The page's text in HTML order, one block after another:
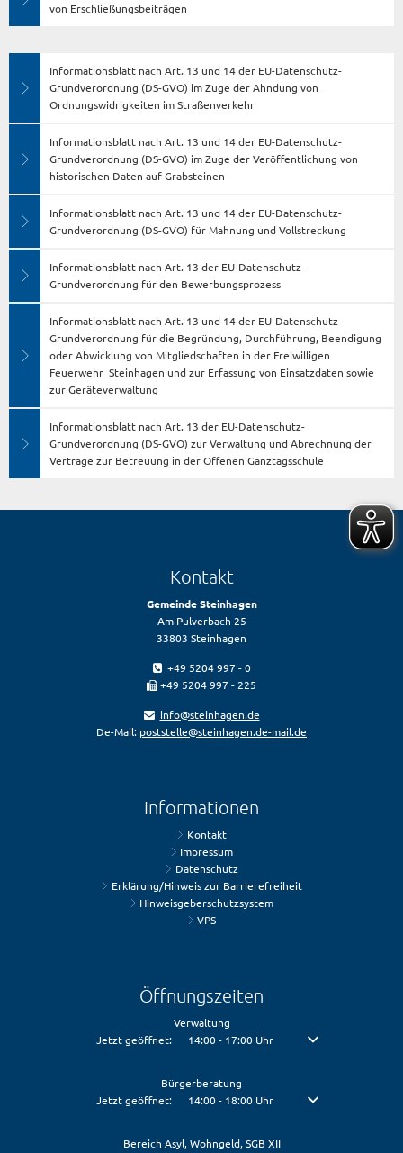
von Erschließungsbeiträgen
Informationsblatt nach Art. 13 und 14 der EU-Datenschutz-
Grundverordnung (DS-GVO) im Zuge der Ahndung von
Ordnungswidrigkeiten im Straßenverkehr
Informationsblatt nach Art. 13 und 14 der EU-Datenschutz-
Grundverordnung (DS-GVO) im Zuge der Veröffentlichung von
historischen Daten auf Grabsteinen
Informationsblatt nach Art. 13 und 14 der EU-Datenschutz-
Grundverordnung (DS-GVO) für Mahnung und Vollstreckung
Informationsblatt nach Art. 13 der EU-Datenschutz-
Grundverordnung für den Bewerbungsprozess
Informationsblatt nach Art. 13 und 14 der EU-Datenschutz-
Grundverordnung für die Begründung, Durchführung, Beendigung
oder Abwicklung von Mitgliedschaften in der Freiwilligen
Feuerwehr Steinhagen und zur Erfassung von Einsatzdaten sowie
zur Geräteverwaltung
Informationsblatt nach Art. 13 der EU-Datenschutz-
Grundverordnung (DS-GVO) zur Verwaltung und Abrechnung der
Verträge zur Betreuung in der Offenen Ganztagsschule
Kontakt
Gemeinde Steinhagen
Am Pulverbach 25
33803 Steinhagen
+49 5204 997 - 0
+49 5204 997 - 225
info@steinhagen.de
De-Mail: poststelle@steinhagen.de-mail.de
Informationen
Kontakt
Impressum
Datenschutz
Erklärung/Hinweis zur Barrierefreiheit
Hinweisgeberschutzsystem
VPS
Öffnungszeiten
Verwaltung
Klicken, um weitere Öffnungs- oder Schließzeiten auszublenden
Jetzt geöffnet: 14:00- 17:00 Uhr Von 14:00 bis 17:00
Bürgerberatung
Klicken, um weitere Öffnungs- oder Schließzeiten auszublenden
Jetzt geöffnet: 14:00- 18:00 Uhr Von 14:00 bis 18:00
Bereich Asyl, Wohngeld, SGB XII